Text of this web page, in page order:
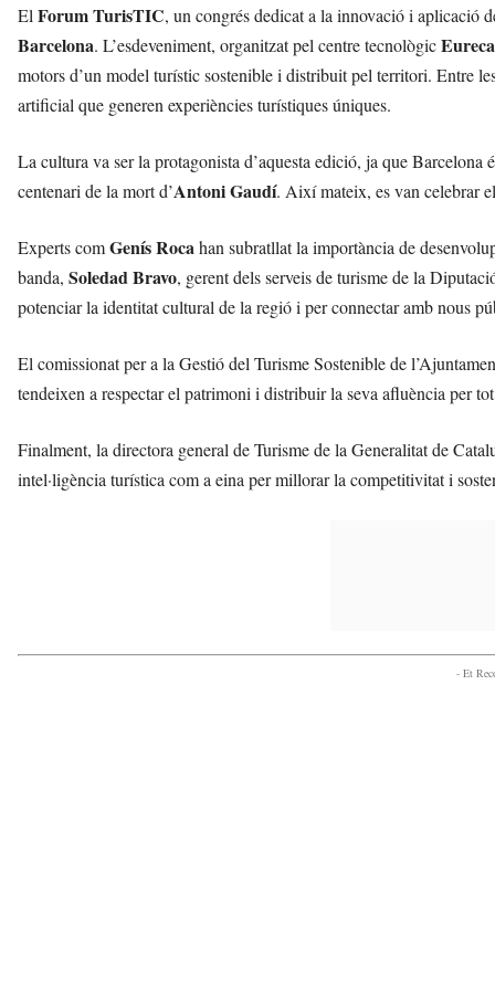
ElForum TurisTIC, un congrés dedicat a la innovació i aplicació
Barcelona. L’esdeveniment, organitzat pel centre tecnològic
motors d’un model turístic sostenible i distribuit pel territori. Entre
artificial que generen experiències turístiques úniques.
La cultura va ser la protagonista d’aquesta edició, ja que Barcelona
centenari de la mort d’Antoni Gaudí. Així mateix, es van celebrar
Experts comGenís Rocahan subratllat la importància de
banda, Soledad Bravo, gerent dels serveis de turisme de la
potenciar la identitat cultural de la regió i per connectar amb nous
El comissionat per a la Gestió del Turisme Sostenible de
tendeixen a respectar el patrimoni i distribuir la seva afluència per
Finalment, la directora general de Turisme de la Generalitat de
intel·ligència turística com a eina per millorar la competitivitat i
- Et